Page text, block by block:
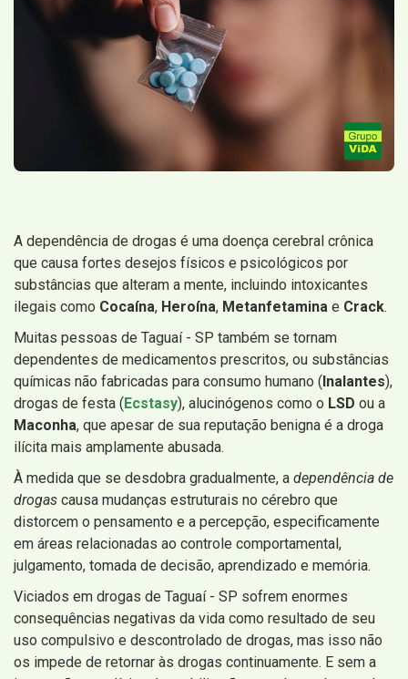
A dependência de drogas é uma doença cerebral crônica
que causa fortes desejos físicos e psicológicos por
substâncias que alteram a mente, incluindo intoxicantes
ilegais como Cocaína, Heroína, Metanfetamina e Crack.
Muitas pessoas de Taguaí - SP também se tornam
dependentes de medicamentos prescritos, ou substâncias
químicas não fabricadas para consumo humano (Inalantes),
drogas de festa (Ecstasy), alucinógenos como o LSD ou a
Maconha, que apesar de sua reputação benigna é a droga
ilícita mais amplamente abusada.
À medida que se desdobra gradualmente, a dependência de
drogas causa mudanças estruturais no cérebro que
distorcem o pensamento e a percepção, especificamente
em áreas relacionadas ao controle comportamental,
julgamento, tomada de decisão, aprendizado e memória.
Viciados em drogas de Taguaí - SP sofrem enormes
consequências negativas da vida como resultado de seu
uso compulsivo e descontrolado de drogas, mas isso não
os impede de retornar às drogas continuamente. E sem a